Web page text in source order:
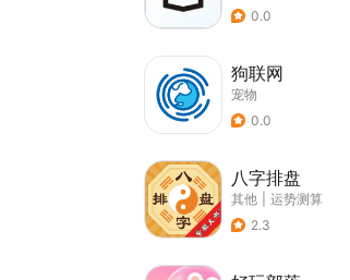
0.0
狗联网
宠物
0.0
八字排盘
其他
运势测算
2.3